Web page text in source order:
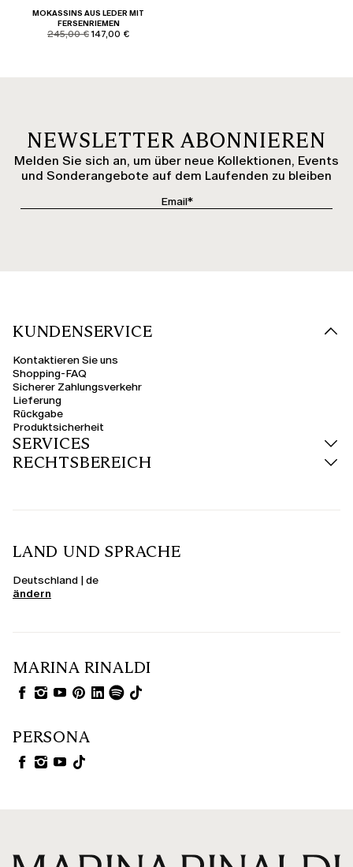
MOKASSINS AUS LEDER MIT
FERSENRIEMEN
product.price.original
245,00 €product.price.sale
147,00 €
NEWSLETTER ABONNIEREN
Melden Sie sich an, um über neue Kollektionen, Events
und Sonderangebote auf dem Laufenden zu bleiben
KUNDENSERVICE
Kontaktieren Sie uns
Shopping-FAQ
Sicherer Zahlungsverkehr
Lieferung
Rückgabe
Produktsicherheit
SERVICES
RECHTSBEREICH
LAND UND SPRACHE
Deutschland | de
ändern
MARINA RINALDI
PERSONA